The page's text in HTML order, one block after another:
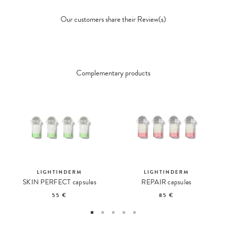
Our customers share their Review(s)
Complementary products
LIGHTINDERM
SKIN PERFECT capsules
55 €
LIGHTINDERM
REPAIR capsules
85 €